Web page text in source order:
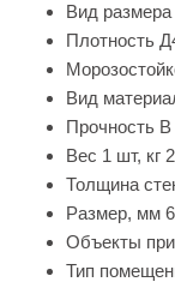
Вид размера
Плотность
Вид
Прочность
Вес 1 шт, кг
Толщина
Размер, мм
Объекты
Тип